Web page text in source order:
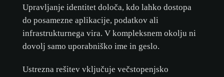
Upravljanje identitet določa, kdo lahko dostopa
do posamezne aplikacije, podatkov ali
infrastrukturnega vira. V kompleksnem okolju ni
dovolj samo uporabniško ime in geslo.
Ustrezna rešitev vključuje večstopenjsko